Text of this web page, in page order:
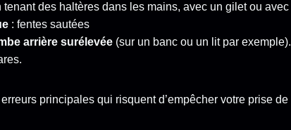
tenant des haltères dans les mains, avec un gilet ou
: fentes sautées
arrière surélevée (sur un banc ou un lit par
principales qui risquent d’empêcher votre prise